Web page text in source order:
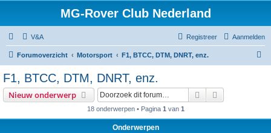
MG-Rover Club Nederland
V&A Aanmelden
Registreer
Forumoverzicht Motorsport F1, BTCC, DTM, DNRT, enz.
F1, BTCC, DTM, DNRT, enz.
Nieuw onderwerp Zoek
18 onderwerpen • Pagina 1 van 1
Onderwerpen